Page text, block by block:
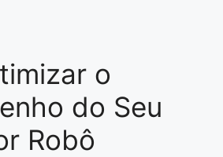
o
do Seu
Robô